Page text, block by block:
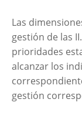
Las
gestión de las
prioridades
alcanzar los
gestión